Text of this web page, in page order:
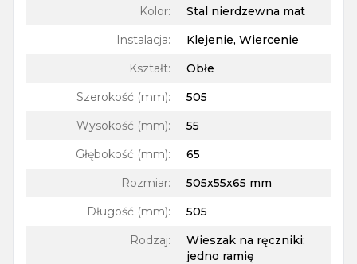
Kolor:
Stal nierdzewna mat
Instalacja:
Klejenie, Wiercenie
Kształt:
Obłe
Szerokość (mm):
505
Wysokość (mm):
55
Głębokość (mm):
65
Rozmiar:
505x55x65 mm
Długość (mm):
505
Rodzaj:
Wieszak na ręczniki:
jedno ramię